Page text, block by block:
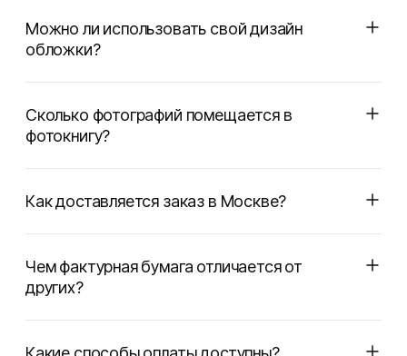
Можно ли использовать свой дизайн
обложки?
Сколько фотографий помещается в
фотокнигу?
Как доставляется заказ в Москве?
Чем фактурная бумага отличается от
других?